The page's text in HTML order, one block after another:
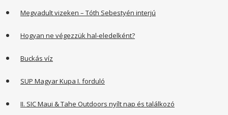
Megvadult vizeken – Tóth Sebestyén interjú
Hogyan ne végezzük hal-eledelként?
Buckás víz
SUP Magyar Kupa I. forduló
II. SIC Maui & Tahe Outdoors nyílt nap és találkozó